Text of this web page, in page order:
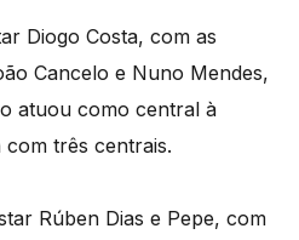
Diogo Costa, com as
Cancelo e Nuno Mendes,
atuou como central à
com três centrais.
Rúben Dias e Pepe, com